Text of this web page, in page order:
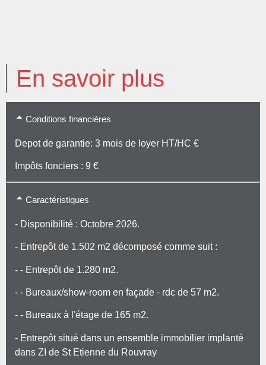
En savoir plus
Conditions financières
Depot de garantie: 3 mois de loyer HT/HC €
Impôts fonciers : 9 €
Caractéristiques
- Disponibilité : Octobre 2026.
- Entrepôt de 1.502 m2 décomposé comme suit :
- - Entrepôt de 1.280 m2.
- - Bureaux/show-room en façade - rdc de 57 m2.
- - Bureaux à l'étage de 165 m2.
- Entrepôt situé dans un ensemble immobilier implanté
dans ZI de St Etienne du Rouvray